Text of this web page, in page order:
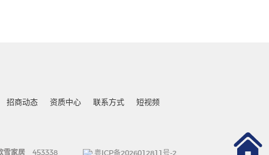
招商动态 资质中心 联系方式 短视频
雪家居453338
粤ICP备2026012811号-2